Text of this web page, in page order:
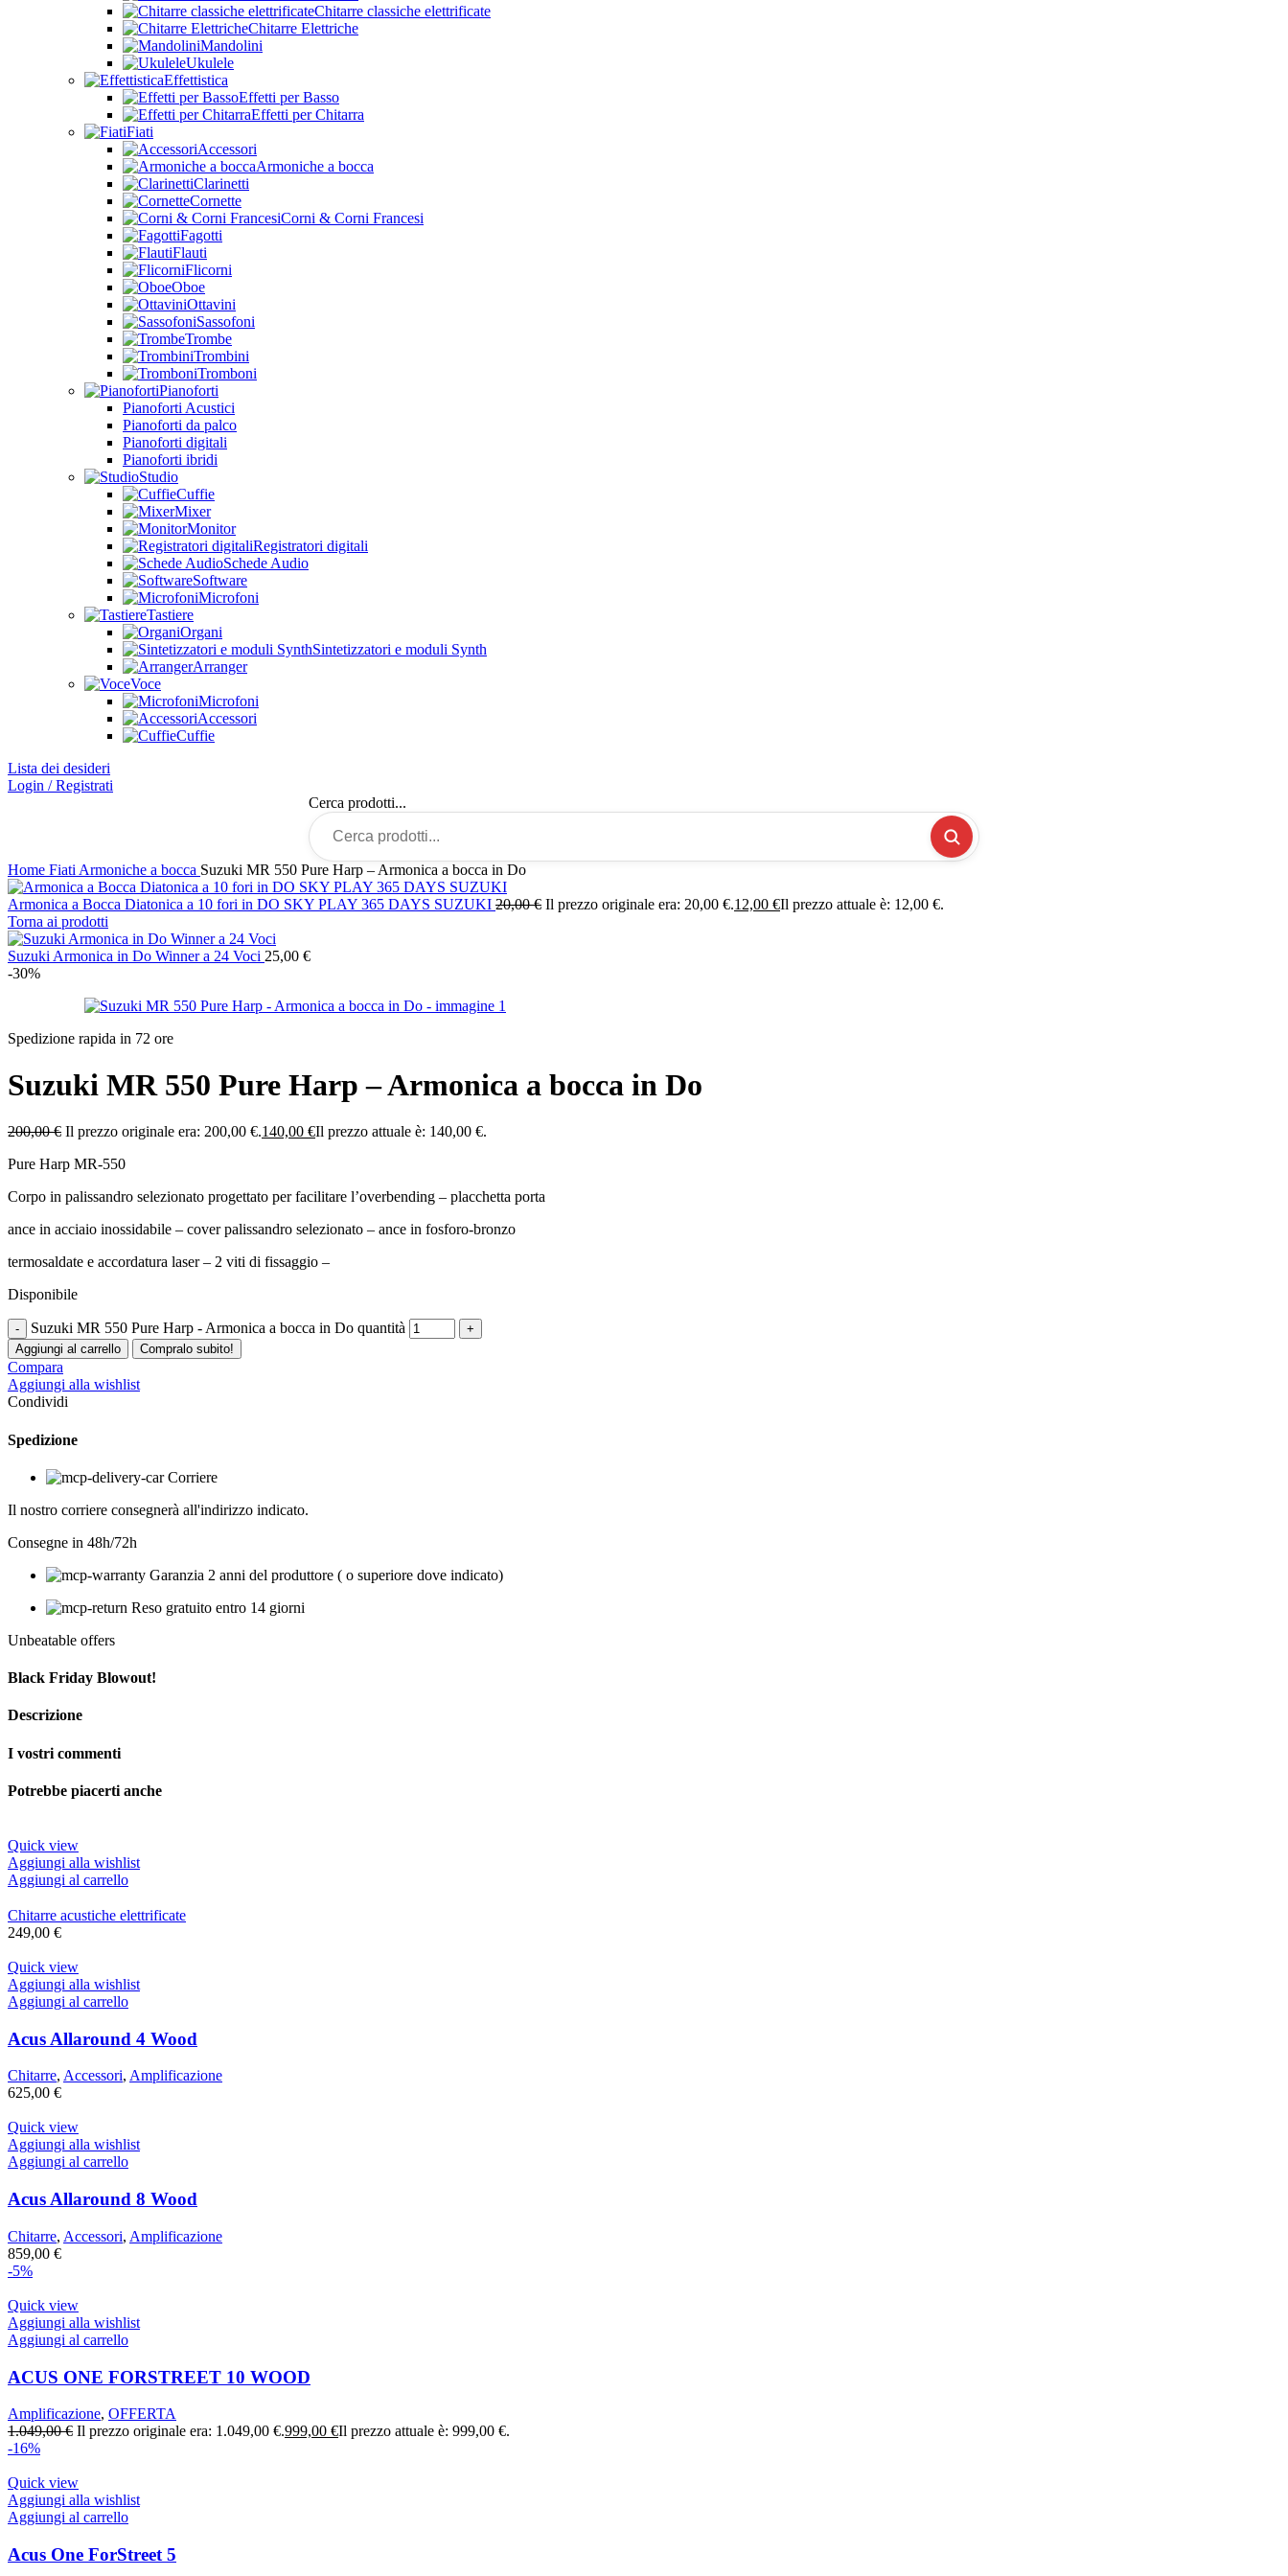
Chitarre classiche elettrificate
Chitarre Elettriche
Mandolini
Ukulele
Effettistica
Effetti per Basso
Effetti per Chitarra
Fiati
Accessori
Armoniche a bocca
Clarinetti
Cornette
Corni & Corni Francesi
Fagotti
Flauti
Flicorni
Oboe
Ottavini
Sassofoni
Trombe
Trombini
Tromboni
Pianoforti
Pianoforti Acustici
Pianoforti da palco
Pianoforti digitali
Pianoforti ibridi
Studio
Cuffie
Mixer
Monitor
Registratori digitali
Schede Audio
Software
Microfoni
Tastiere
Organi
Sintetizzatori e moduli Synth
Arranger
Voce
Microfoni
Accessori
Cuffie
Lista dei desideri
Login / Registrati
Cerca prodotti...
Home Fiati Armoniche a bocca Suzuki MR 550 Pure Harp – Armonica a bocca in Do
Armonica a Bocca Diatonica a 10 fori in DO SKY PLAY 365 DAYS SUZUKI 20,00€ Il prezzo originale era: 20,00 €.12,00 €Il prezzo attuale è: 12,00 €.
Torna ai prodotti
Suzuki Armonica in Do Winner a 24 Voci 25,00 €
-30%
Spedizione rapida in 72 ore
Suzuki MR 550 Pure Harp – Armonica a bocca in Do
200,00€ Il prezzo originale era: 200,00 €.140,00 €Il prezzo attuale è: 140,00 €.
Pure Harp MR-550
Corpo in palissandro selezionato progettato per facilitare l’overbending – placchetta porta
ance in acciaio inossidabile – cover palissandro selezionato – ance in fosforo-bronzo
termosaldate e accordatura laser – 2 viti di fissaggio –
Disponibile
Suzuki MR 550 Pure Harp - Armonica a bocca in Do quantità
Aggiungi al carrello Compralo subito!
Compara
Aggiungi alla wishlist
Condividi
Spedizione
Corriere
Il nostro corriere consegnerà all'indirizzo indicato.
Consegne in 48h/72h
Garanzia 2 anni del produttore ( o superiore dove indicato)
Reso gratuito entro 14 giorni
Unbeatable offers
Black Friday Blowout!
Descrizione
I vostri commenti
Potrebbe piacerti anche
Quick view
Aggiungi alla wishlist
Aggiungi al carrello
Chitarre acustiche elettrificate
249,00 €
Quick view
Aggiungi alla wishlist
Aggiungi al carrello
Acus Allaround 4 Wood
Chitarre, Accessori, Amplificazione
625,00 €
Quick view
Aggiungi alla wishlist
Aggiungi al carrello
Acus Allaround 8 Wood
Chitarre, Accessori, Amplificazione
859,00 €
-5%
Quick view
Aggiungi alla wishlist
Aggiungi al carrello
ACUS ONE FORSTREET 10 WOOD
Amplificazione, OFFERTA
1.049,00€ Il prezzo originale era: 1.049,00 €.999,00 €Il prezzo attuale è: 999,00 €.
-16%
Quick view
Aggiungi alla wishlist
Aggiungi al carrello
Acus One ForStreet 5